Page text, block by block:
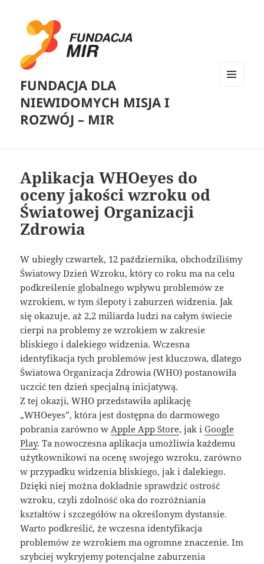
FUNDACJA DLA
NIEWIDOMYCH MISJA I
ROZWÓJ – MIR
Aplikacja WHOeyes do
oceny jakości wzroku od
Światowej Organizacji
Zdrowia
W ubiegły czwartek, 12 października, obchodziliśmy
Światowy Dzień Wzroku, który co roku ma na celu
podkreślenie globalnego wpływu problemów ze
wzrokiem, w tym ślepoty i zaburzeń widzenia. Jak
się okazuje, aż 2,2 miliarda ludzi na całym świecie
cierpi na problemy ze wzrokiem w zakresie
bliskiego i dalekiego widzenia. Wczesna
identyfikacja tych problemów jest kluczowa, dlatego
Światowa Organizacja Zdrowia (WHO) postanowiła
uczcić ten dzień specjalną inicjatywą.
Z tej okazji, WHO przedstawiła aplikację
„WHOeyes”, która jest dostępna do darmowego
pobrania zarówno wApple App Store, jak iGoogle
Play. Ta nowoczesna aplikacja umożliwia każdemu
użytkownikowi na ocenę swojego wzroku, zarówno
w przypadku widzenia bliskiego, jak i dalekiego.
Dzięki niej można dokładnie sprawdzić ostrość
wzroku, czyli zdolność oka do rozróżniania
kształtów i szczegółów na określonym dystansie.
Warto podkreślić, że wczesna identyfikacja
problemów ze wzrokiem ma ogromne znaczenie. Im
szybciej wykryjemy potencjalne zaburzenia